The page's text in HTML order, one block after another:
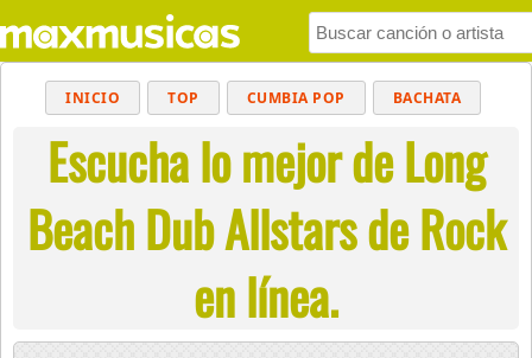
INICIO TOP CUMBIA POP BACHATA
MUSICA CRISTIANA REGGAETON
BALADAS ALTERNATIVO ELECTRÓNICA
CUMBIAS
Escucha lo mejor de Long
Beach Dub Allstars de Rock
en línea.